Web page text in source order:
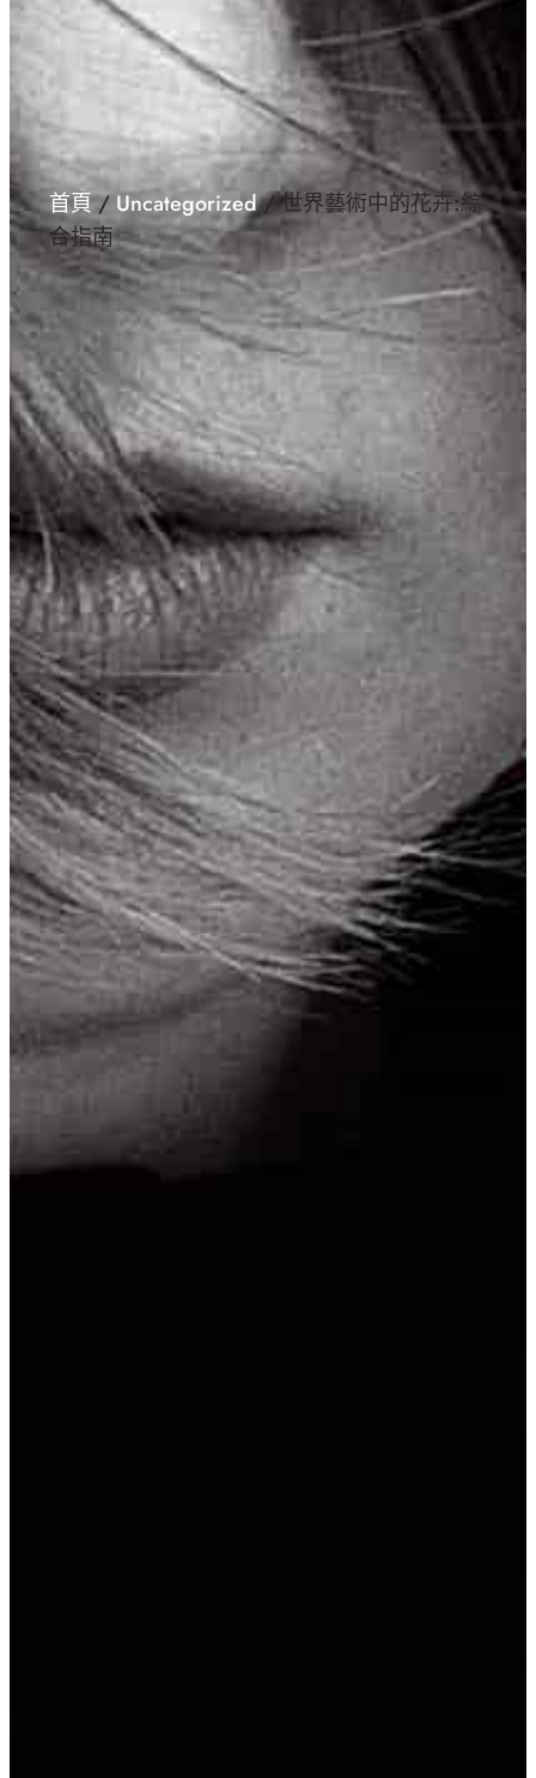
首頁/ Uncategorized/ 世界藝術中的花卉:綜
合指南